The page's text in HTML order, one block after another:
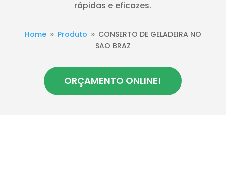
rápidas e eficazes.
Home 9 Produto 9 CONSERTO DE GELADEIRA NO
SAO BRAZ
ORÇAMENTO ONLINE!